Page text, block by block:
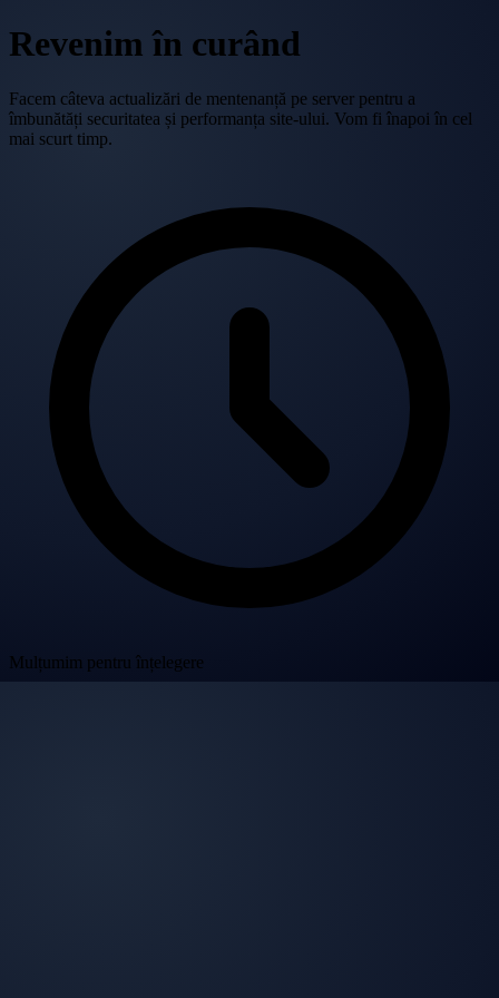
Revenim în curând
Facem câteva actualizări de mentenanță pe server pentru a
îmbunătăți securitatea și performanța site-ului. Vom fi înapoi în cel
mai scurt timp.
Mulțumim pentru înțelegere